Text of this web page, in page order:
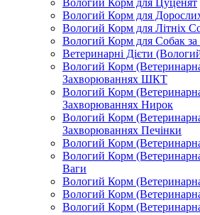
Вологий Корм для Цуценят
Вологий Корм для
Вологий Корм для Літніх
Вологий Корм для Собак
Ветеринарні Дієти
Вологий Корм
Захворюваннях ШКТ
Вологий Корм
Захворюваннях Нирок
Вологий Корм
Захворюваннях Печінки
Вологий Корм
Вологий Корм
Ваги
Вологий Корм (Ветеринарна
Вологий Корм
Вологий Корм